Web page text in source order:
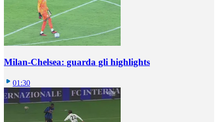
Milan-Chelsea: guarda gli highlights
01:30